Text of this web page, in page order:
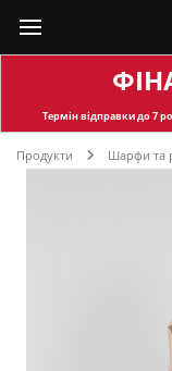
Термін відправкидо 7
Продукти Шарфи та